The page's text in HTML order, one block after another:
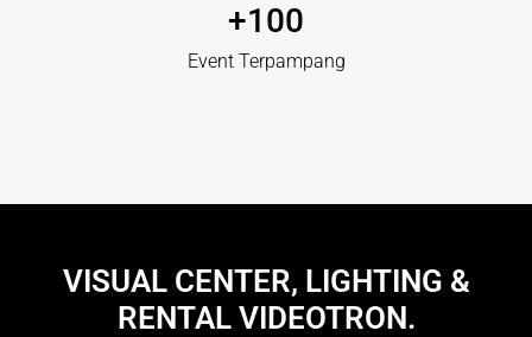
Event Terpampang
+100
VISUAL CENTER, LIGHTING &
RENTAL VIDEOTRON.